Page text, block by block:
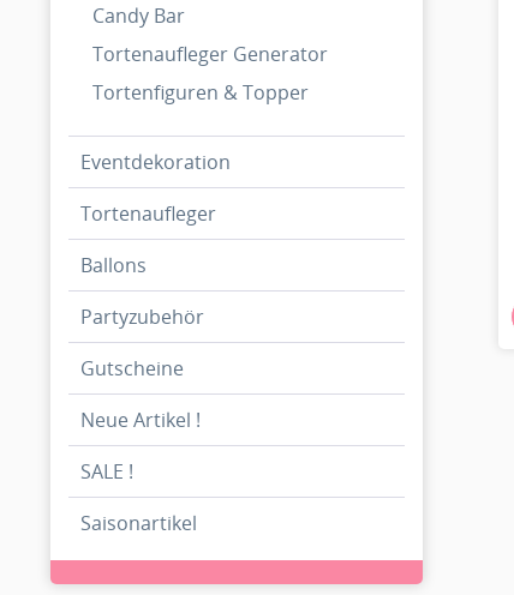
Candy Bar
Tortenaufleger Generator
Tortenfiguren & Topper
Eventdekoration
Tortenaufleger
Ballons
Partyzubehör
Gutscheine
Neue Artikel !
SALE !
Saisonartikel